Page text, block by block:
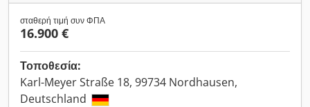
σταθερή τιμή συν ΦΠΑ
16.900 €
Τοποθεσία:
Karl-Meyer Straße 18, 99734 Nordhausen,
Deutschland